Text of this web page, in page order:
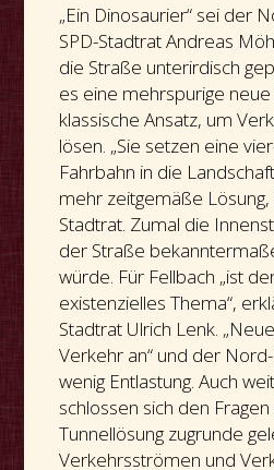
„Ein Dinosaurier“ sei der
SPD-Stadtrat Andreas
die Straße unterirdisch
es eine mehrspurige
klassische Ansatz, um
lösen. „Sie setzen eine
Fahrbahn in die
mehr zeitgemäße
Stadtrat. Zumal die
der Straße
würde. Für Fellbach „ist
existenzielles Thema“,
Stadtrat Ulrich Lenk.
Verkehr an“ und der
wenig Entlastung. Auch
schlossen sich den
Tunnellösung zugrunde
Verkehrsströmen und